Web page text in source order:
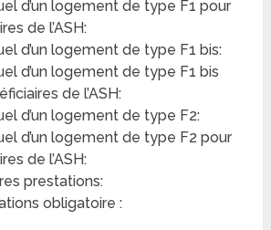
d’un logement de type F1 pour
de l’ASH:
d’un logement de type F1 bis:
d’un logement de type F1 bis
de l’ASH:
d’un logement de type F2:
d’un logement de type F2 pour
de l’ASH:
prestations:
obligatoire :